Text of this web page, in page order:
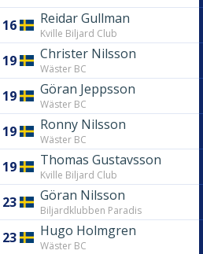
16 Reidar Gullman
Kville Biljard Club
19 Christer Nilsson
Wäster BC
19 Göran Jeppsson
Wäster BC
19 Ronny Nilsson
Wäster BC
19 Thomas Gustavsson
Kville Biljard Club
23 Göran Nilsson
Biljardklubben Paradis
23 Hugo Holmgren
Wäster BC